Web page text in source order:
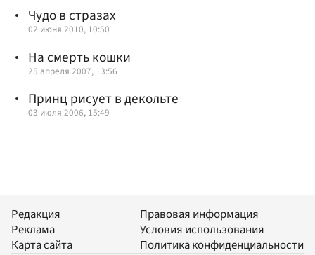
Чудо в стразах
02 июня 2010, 10:50
На смерть кошки
25 апреля 2007, 13:56
Принц рисует в декольте
03 июля 2006, 15:49
Редакция
Реклама
Карта сайта
Правовая информация
Условия использования
Политика конфиденциальности